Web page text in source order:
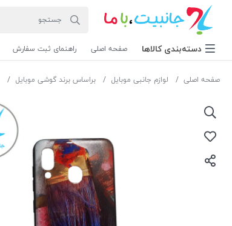
دسته‌بندی‌ کالاها صفحه اصلی راهنمای ثبت سفارش
صفحه اصلی لوازم جانبی موبایل براساس برند گوشی موبایل